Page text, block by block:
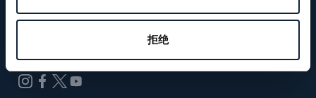
拒绝
WeChat ID
Breguet_China